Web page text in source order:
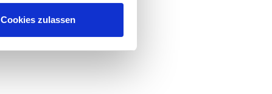
Cookies zulassen